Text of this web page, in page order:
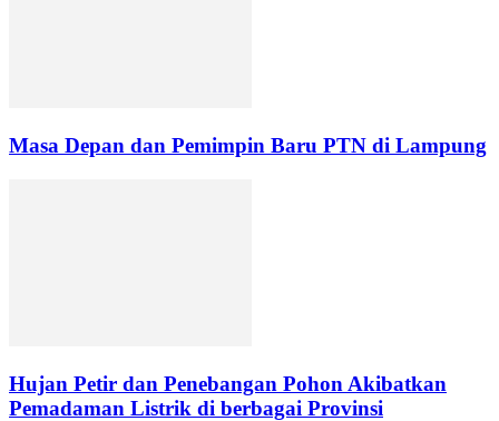
Masa Depan dan Pemimpin Baru PTN di Lampung
Hujan Petir dan Penebangan Pohon Akibatkan
Pemadaman Listrik di berbagai Provinsi